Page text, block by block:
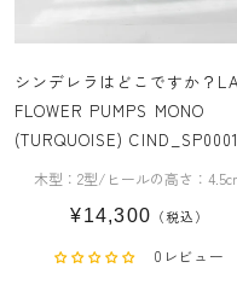
シンデレラはどこですか？
FLOWER PUMPS MONO
(TURQUOISE)
07X木型：2型/ヒールの高さ：
¥14,300 （税込）
0レビュー